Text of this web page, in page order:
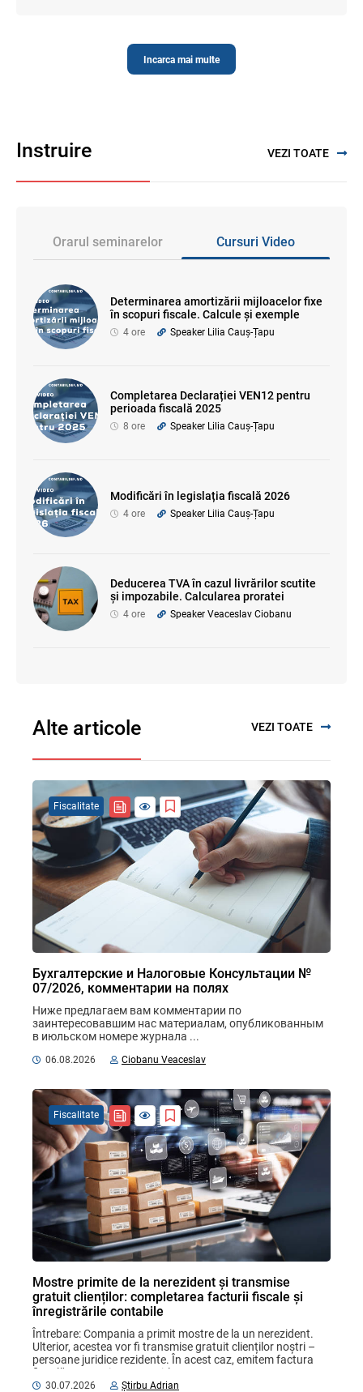
Incarca mai multe
Instruire VEZI TOATE
Orarul seminarelor Cursuri Video
Determinarea amortizării mijloacelor fixe
în scopuri fiscale. Calcule și exemple
4 ore Speaker Lilia Cauș-Țapu
Completarea Declarației VEN12 pentru
perioada fiscală 2025
8 ore Speaker Lilia Cauș-Țapu
Modificări în legislația fiscală 2026
4 ore Speaker Lilia Cauș-Țapu
Deducerea TVA în cazul livrărilor scutite
și impozabile. Calcularea proratei
4 ore Speaker Veaceslav Ciobanu
Alte articole VEZI TOATE
Бухгалтерские и Налоговые Консультации №
07/2026, комментарии на полях
Ниже предлагаем вам комментарии по
заинтересовавшим нас материалам, опубликованным
в июльском номере журнала ...
06.08.2026 Ciobanu Veaceslav
Fiscalitate
Mostre primite de la nerezident și transmise
gratuit clienților: completarea facturii fiscale și
înregistrările contabile
Întrebare: Compania a primit mostre de la un nerezident.
Ulterior, acestea vor fi transmise gratuit clienților noștri –
persoane juridice rezidente. În acest caz, emitem factura
fiscală cu mențiunea „cu titlu ...
30.07.2026 Știrbu Adrian
Fiscalitate